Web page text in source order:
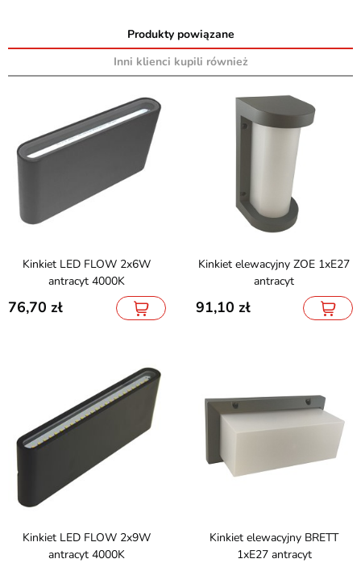
Produkty powiązane
Inni klienci kupili również
Kinkiet LED FLOW 2x6W
antracyt 4000K
76,70
Kinkiet elewacyjny ZOE 1xE27
antracyt
91,10
Kinkiet LED FLOW 2x9W
antracyt 4000K
Kinkiet elewacyjny BRETT
1xE27 antracyt